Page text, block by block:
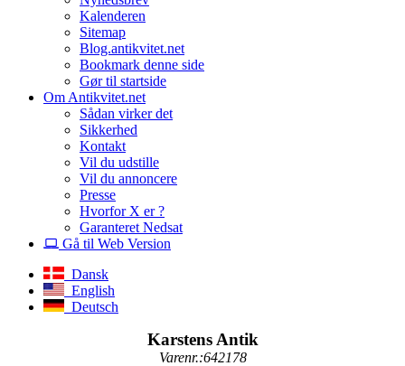
Kalenderen
Sitemap
Blog.antikvitet.net
Bookmark denne side
Gør til startside
Om Antikvitet.net
Sådan virker det
Sikkerhed
Kontakt
Vil du udstille
Vil du annoncere
Presse
Hvorfor X er ?
Garanteret Nedsat
Gå til Web Version
Dansk
English
Deutsch
Karstens Antik
Varenr.:642178